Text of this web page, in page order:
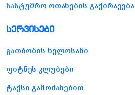
სასტუმრო ოთახების გაქირავება
სერვისები
გათბობის ხელოსანი
ფიტნეს კლუბები
ტაქსი გამოძახებით